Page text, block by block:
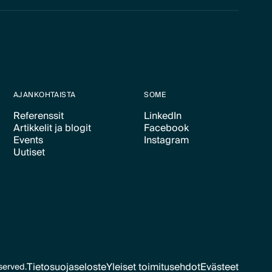
AJANKOHTAISTA
Referenssit
Text Link
Artikkelit ja blogit
Text Link
Events
Text Link
Uutiset
SOME
LinkedIn
Text Link
Facebook
Text Link
Instagram
TietosuojaselosteYleiset toimitusehdotEvästeet